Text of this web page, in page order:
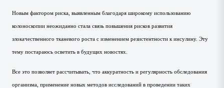
Новым фактором риска, выявленным благодаря широкому использованию
колоноскопии неожиданно стала связь повышения рисков развития
злокачественного тканевого роста с изменением резистентности к инсулину. Эту
тему постараюсь осветить в будущих новостях.
Все это позволяет рассчитывать, что аккуратность и регулярность обследования
организма, применение новых методов исследований в проведении таких